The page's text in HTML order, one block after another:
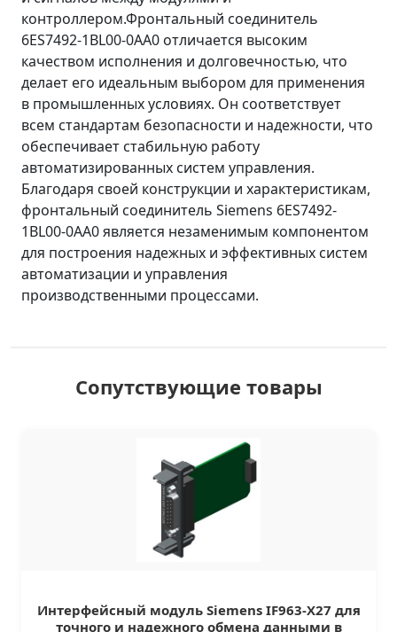
контроллером.Фронтальный соединитель
6ES7492-1BL00-0AA0 отличается высоким
качеством исполнения и долговечностью, что
делает его идеальным выбором для применения
в промышленных условиях. Он соответствует
всем стандартам безопасности и надежности, что
обеспечивает стабильную работу
автоматизированных систем управления.
Благодаря своей конструкции и характеристикам,
фронтальный соединитель Siemens 6ES7492-
1BL00-0AA0 является незаменимым компонентом
для построения надежных и эффективных систем
автоматизации и управления
производственными процессами.
Сопутствующие товары
Интерфейсный модуль Siemens IF963-X27 для
точного и надежного обмена данными в